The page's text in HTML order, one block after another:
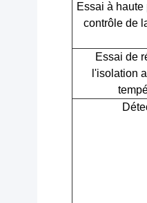
Essai à
contrôle de
Essai de
l'isolation